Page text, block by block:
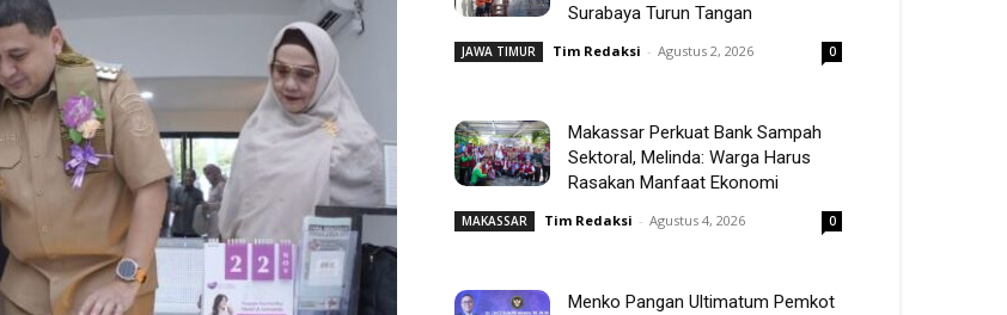
Surabaya Turun Tangan
JAWA TIMUR Tim Redaksi - Agustus 2, 2026 0
Makassar Perkuat Bank Sampah
Sektoral, Melinda: Warga Harus
Rasakan Manfaat Ekonomi
MAKASSAR Tim Redaksi - Agustus 4, 2026 0
Menko Pangan Ultimatum Pemkot